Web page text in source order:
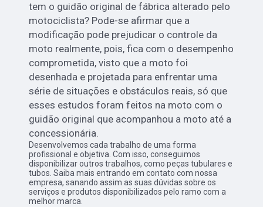
tem o guidão original de fábrica alterado pelo
motociclista? Pode-se afirmar que a
modificação pode prejudicar o controle da
moto realmente, pois, fica com o desempenho
comprometida, visto que a moto foi
desenhada e projetada para enfrentar uma
série de situações e obstáculos reais, só que
esses estudos foram feitos na moto com o
guidão original que acompanhou a moto até a
concessionária.
Desenvolvemos cada trabalho de uma forma
profissional e objetiva. Com isso, conseguimos
disponibilizar outros trabalhos, como peças tubulares e
tubos. Saiba mais entrando em contato com nossa
empresa, sanando assim as suas dúvidas sobre os
serviços e produtos disponibilizados pelo ramo com a
melhor marca.